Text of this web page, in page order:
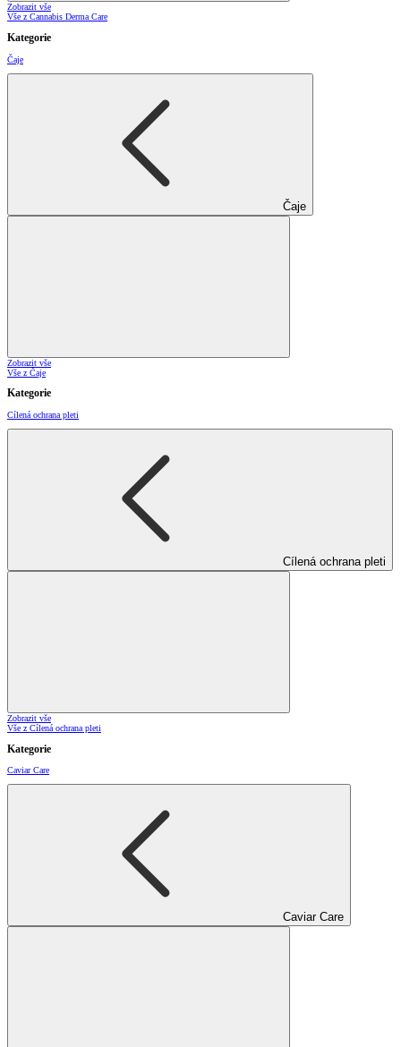
Zobrazit vše
Vše z Cannabis Derma Care
Kategorie
Čaje
Čaje
Zobrazit vše
Vše z Čaje
Kategorie
Cílená ochrana pleti
Cílená ochrana pleti
Zobrazit vše
Vše z Cílená ochrana pleti
Kategorie
Caviar Care
Caviar Care